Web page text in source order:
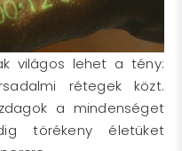
világos lehet a tény:
rétegek közt.
a mindenséget
törékeny életüket